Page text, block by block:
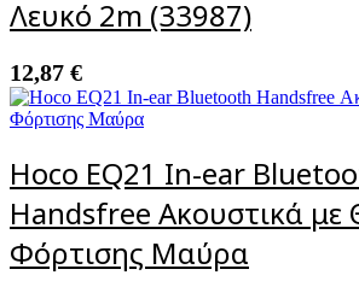
Λευκό 2m (33987)
12,87 €
Hoco EQ21 In-ear
Handsfree Ακουστικά με
Φόρτισης Μαύρα